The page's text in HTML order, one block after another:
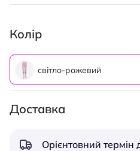
Колір
світло-рожевий
Доставка
Орієнтовний термін